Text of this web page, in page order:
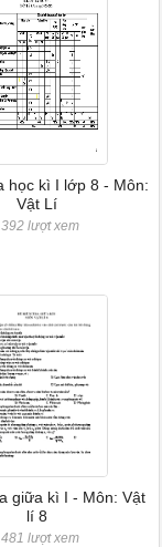
học kì I lớp 8 - Môn:
Vật Lí
lượt xem
giữa kì I - Môn: Vật
lí 8
lượt xem